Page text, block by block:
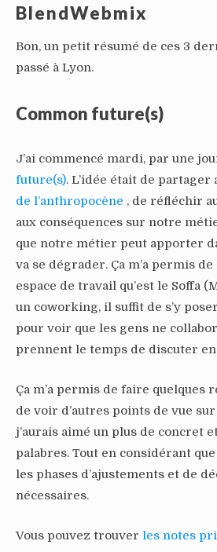
BlendWebmix
Bon, un petit résumé de ces 3
passé à Lyon.
Common future(s)
J’ai commencé mardi, par une
future(s). L’idée était de
de l’anthropocène , de réfléchir
aux conséquences sur notre
que notre métier peut apporter
va se dégrader. Ça m’a permis
espace de travail qu’est le Soffa
un coworking, il suffit de s’y
pour voir que les gens ne
prennent le temps de discuter
Ça m’a permis de faire quelques
de voir d’autres points de vue
j’aurais aimé un plus de concret
palabres. Tout en considérant que
les phases d’ajustements et de
nécessaires.
Vous pouvez trouver les notes